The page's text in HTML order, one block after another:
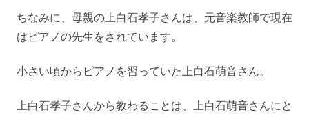
ちなみに、母親の上白石孝子さんは、元音楽教師で現在
はピアノの先生をされています。
小さい頃からピアノを習っていた上白石萌音さん。
上白石孝子さんから教わることは、上白石萌音さんにと